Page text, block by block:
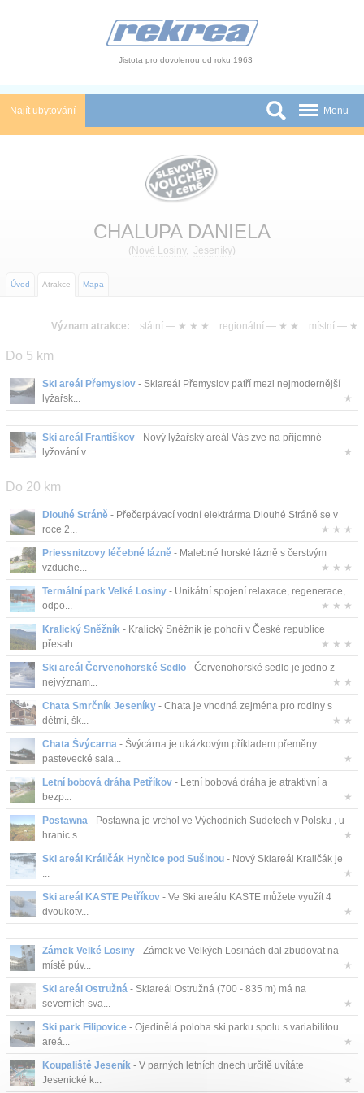
Jistota pro dovolenou od roku 1963
Najít ubytování
Novinky
O nás
Kontakt
Menu
CHALUPA DANIELA
( Nové Losiny, Jeseníky)
Úvod Atrakce Mapa
Význam atrakce: státní — ★ ★ ★ regionální — ★ ★ místní — ★
Do 5 km
Ski areál Přemyslov - Skiareál Přemyslov patří mezi nejmodernější
lyžařsk...
★
Ski areál Františkov - Nový lyžařský areál Vás zve na příjemné
lyžování v...
★
Do 20 km
Dlouhé Stráně - Přečerpávací vodní elektrárma Dlouhé Stráně se v
roce 2...
★ ★ ★
Priessnitzovy léčebné lázně - Malebné horské lázně s čerstvým
vzduche...
★ ★ ★
Termální park Velké Losiny - Unikátní spojení relaxace, regenerace,
odpo...
★ ★ ★
Kralický Sněžník - Kralický Sněžník je pohoří v České republice
přesah...
★ ★ ★
Ski areál Červenohorské Sedlo - Červenohorské sedlo je jedno z
nejvýznam...
★ ★
Chata Smrčník Jeseníky - Chata je vhodná zejména pro rodiny s
dětmi, šk...
★ ★
Chata Švýcarna - Švýcárna je ukázkovým příkladem přeměny
pastevecké sala...
★
Letní bobová dráha Petříkov - Letní bobová dráha je atraktivní a
bezp...
★
Postawna - Postawna je vrchol ve Východních Sudetech v Polsku , u
hranic s...
★
Ski areál Králičák Hynčice pod Sušinou - Nový Skiareál Kraličák je
...
★
Ski areál KASTE Petříkov - Ve Ski areálu KASTE můžete využít 4
dvoukotv...
★
Zámek Velké Losiny - Zámek ve Velkých Losinách dal zbudovat na
místě pův...
★
Ski areál Ostružná - Skiareál Ostružná (700 - 835 m) má na
severních sva...
★
Ski park Filipovice - Ojedinělá poloha ski parku spolu s variabilitou
areá...
★
Koupaliště Jeseník - V parných letních dnech určitě uvítáte
Jesenické k...
★